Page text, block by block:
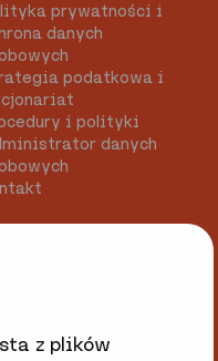
z plików
prywatności i
danych
podatkowa i
i polityki
danych